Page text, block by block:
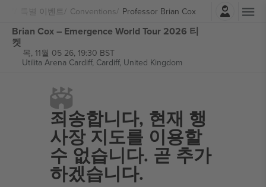
특별 이벤트 Conventions Professor Brian Cox
로그인
Brian Cox – Emergence World Tour 2026 티
켓
목, 11월 05 26, 19:30 BST
Utilita Arena Cardiff, Cardiff, United Kingdom
죄송합니다, 현재 행
사장 지도를 이용할
수 없습니다. 곧 추가
하겠습니다.